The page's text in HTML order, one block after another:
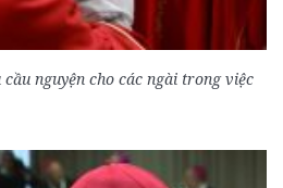
nguyện cho các ngài trong việc